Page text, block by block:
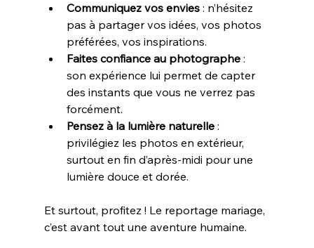
Communiquez vos envies : n’hésitez
pas à partager vos idées, vos photos
préférées, vos inspirations.
Faites confiance au photographe :
son expérience lui permet de capter
des instants que vous ne verrez pas
forcément.
Pensez à la lumière naturelle :
privilégiez les photos en extérieur,
surtout en fin d’après-midi pour une
lumière douce et dorée.
Et surtout, profitez ! Le reportage mariage,
c’est avant tout une aventure humaine.